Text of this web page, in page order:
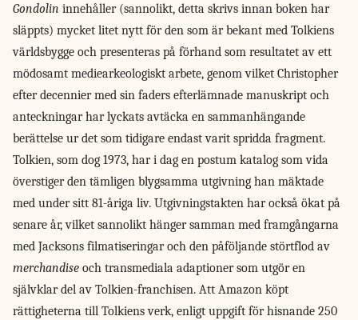
Gondolin innehåller (sannolikt, detta skrivs innan boken har
släppts) mycket litet nytt för den som är bekant med Tolkiens
världsbygge och presenteras på förhand som resultatet av ett
mödosamt mediearkeologiskt arbete, genom vilket Christopher
efter decennier med sin faders efterlämnade manuskript och
anteckningar har lyckats avtäcka en sammanhängande
berättelse ur det som tidigare endast varit spridda fragment.
Tolkien, som dog 1973, har i dag en postum katalog som vida
överstiger den tämligen blygsamma utgivning han mäktade
med under sitt 81-åriga liv. Utgivningstakten har också ökat på
senare år, vilket sannolikt hänger samman med framgångarna
med Jacksons filmatiseringar och den påföljande störtflod av
merchandise och transmediala adaptioner som utgör en
självklar del av Tolkien-franchisen. Att Amazon köpt
rättigheterna till Tolkiens verk, enligt uppgift för hisnande 250